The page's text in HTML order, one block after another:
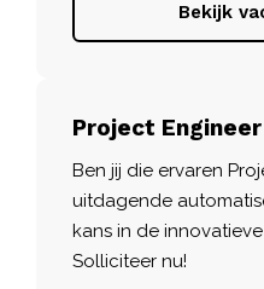
Bekijk
Project
Ben jij die ervaren
uitdagende
kans in de
Solliciteer nu!